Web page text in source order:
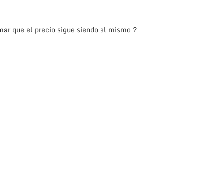
que el precio sigue siendo el mismo ?